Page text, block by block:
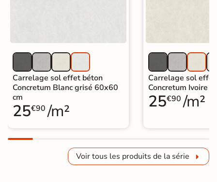
Carrelage sol effet béton
Concretum Blanc grisé 60x60
cm
25€90 /m²
Carrelage sol
Concretum Ivoire
25€90 /m²
Voir tous les produits de la série